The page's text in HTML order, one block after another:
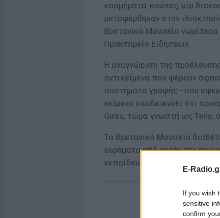
E-
If you wish
sensitive
confirm
κοσμήματα, κούπες, μία
μεταφέρθηκαν στην
Βρετανικό Μουσείο
Πρακτορείο Ειδήσεων.
Η αναγνώριση της
αντικείμενα που φέρουν
συστήματα γραφής - που
κείμενο υποδεικνύει ότι
Girsu, τώρα γνωστή ως Tello,
Το Βρετανικό Μουσείο
ευρήματα από αυτήν την
εκπαίδευση ιρακινών